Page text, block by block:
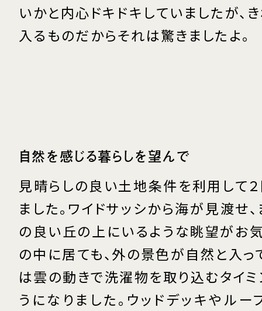
いかと内心ドキドキしていましたが、
入るものだからそれは驚きましたよ。
自然を感じる暮らしを望んで
見晴らしの良い土地条件を利用して
ました。ワイドサッシから海が見渡せ
の良い丘の上にいるような眺望がお
の中に居ても、外の景色が自然と入っ
は雲の動きで洗濯物を取り込むタイ
うになりました。ウッドデッキやル